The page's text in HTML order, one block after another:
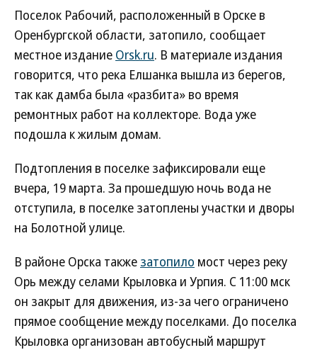
Поселок Рабочий, расположенный в Орске в
Оренбургской области, затопило, сообщает
местное издание Orsk.ru. В материале издания
говорится, что река Елшанка вышла из берегов,
так как дамба была «разбита» во время
ремонтных работ на коллекторе. Вода уже
подошла к жилым домам.
Подтопления в поселке зафиксировали еще
вчера, 19 марта. За прошедшую ночь вода не
отступила, в поселке затоплены участки и дворы
на Болотной улице.
В районе Орска также затопило мост через реку
Орь между селами Крыловка и Урпия. С 11:00 мск
он закрыт для движения, из-за чего ограничено
прямое сообщение между поселками. До поселка
Крыловка организован автобусный маршрут